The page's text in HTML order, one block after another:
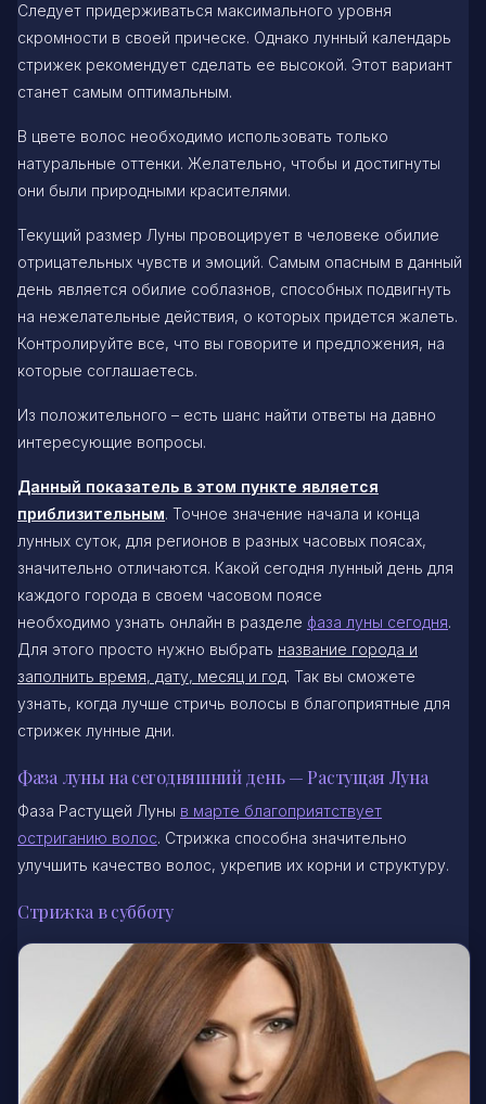
Следует придерживаться максимального уровня
скромности в своей прическе. Однако лунный календарь
стрижек рекомендует сделать ее высокой. Этот вариант
станет самым оптимальным.
В цвете волос необходимо использовать только
натуральные оттенки. Желательно, чтобы и достигнуты
они были природными красителями.
Текущий размер Луны провоцирует в человеке обилие
отрицательных чувств и эмоций. Самым опасным в данный
день является обилие соблазнов, способных подвигнуть
на нежелательные действия, о которых придется жалеть.
Контролируйте все, что вы говорите и предложения, на
которые соглашаетесь.
Из положительного – есть шанс найти ответы на давно
интересующие вопросы.
Данный показатель в этом пункте является
приблизительным. Точное значение начала и конца
лунных суток, для регионов в разных часовых поясах,
значительно отличаются. Какой сегодня лунный день для
каждого города в своем часовом поясе
необходимо узнать онлайн в разделе фаза луны сегодня.
Для этого просто нужно выбрать название города и
заполнить время, дату, месяц и год. Так вы сможете
узнать, когда лучше стричь волосы в благоприятные для
стрижек лунные дни.
Фаза луны на сегодняшний день — Растущая Луна
Фаза Растущей Луны в марте благоприятствует
остриганию волос. Стрижка способна значительно
улучшить качество волос, укрепив их корни и структуру.
Стрижка в субботу